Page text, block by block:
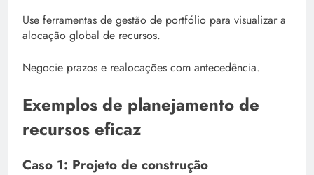
Use ferramentas de gestão de portfólio para visualizar a
alocação global de recursos.
Negocie prazos e realocações com antecedência.
Exemplos de planejamento de
recursos eficaz
Caso 1: Projeto de construção